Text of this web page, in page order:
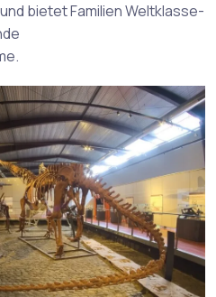
bietet Familien Weltklasse-